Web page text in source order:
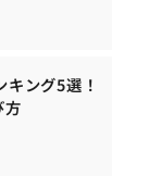
ング5選！
方